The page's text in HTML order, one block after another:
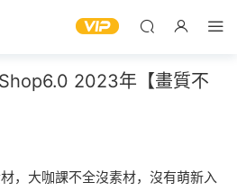
2023年【畫質不
，大咖課不全沒素材，沒有萌新入